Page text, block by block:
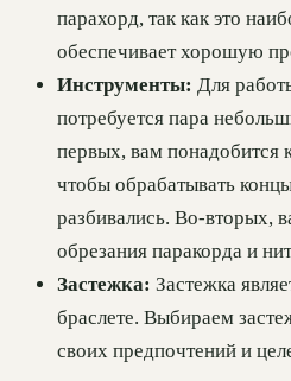
парахорд, так как это
обеспечивает хорошую
Инструменты: Для
потребуется пара
первых, вам понадобится
чтобы обрабатывать
разбивались. Во-вторых,
обрезания паракорда и
Застежка: Застежка
браслете. Выбираем
своих предпочтений и